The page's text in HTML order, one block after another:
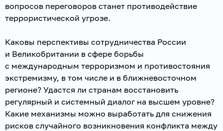
вопросов переговоров станет противодействие
террористической угрозе.
Каковы перспективы сотрудничества России
и Великобритании в сфере борьбы
с международным терроризмом и противостояния
экстремизму, в том числе и в ближневосточном
регионе? Удастся ли странам восстановить
регулярный и системный диалог на высшем уровне?
Какие механизмы можно выработать для снижения
рисков случайного возникновения конфликта между